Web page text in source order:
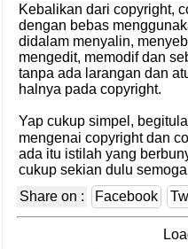
Kebalikan dari copyright,
dengan bebas
didalam menyalin,
mengedit, memodif dan
tanpa ada larangan dan
halnya pada copyright.
Yap cukup simpel,
mengenai copyright dan
ada itu istilah yang
cukup sekian dulu
Share on :
Facebook